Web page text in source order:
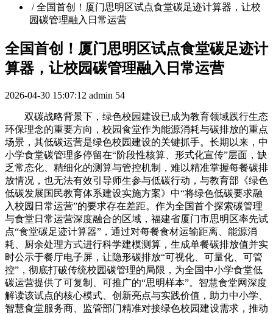
/全国首创！厦门思明区试点食堂碳足迹计算器，让校
园碳管理融入日常运营
全国首创！厦门思明区试点食堂碳足迹计
算器，让校园碳管理融入日常运营
2026-04-30 15:07:12 admin 54
双碳战略背景下，绿色校园建设已成为教育领域践行生态
环保理念的重要方向，校园食堂作为能源消耗与碳排放的重点
场景，其低碳运营是绿色校园建设的关键抓手。长期以来，中
小学食堂碳管理多停留在“阶段性核算、形式化宣传”层面，缺
乏常态化、精细化的测算与管控机制，难以精准掌握每餐碳排
放情况，也无法有效引导师生参与低碳行动，与教育部《绿色
低碳发展国民教育体系建设实施方案》中“将绿色低碳要求融
入校园日常运营”的要求存在差距。作为全国首个探索碳管理
与食堂日常运营深度融合的区域，福建省厦门市思明区率先试
点“食堂碳足迹计算器”，通过对每餐食材运输距离、能源消
耗、厨余处理方式进行科学建模测算，生成单餐碳排放值并实
时公示于餐厅电子屏，让隐形碳排放“可视化、可量化、可管
控”，彻底打破传统校园碳管理的局限，为全国中小学食堂低
碳运营提供了可复制、可推广的“思明样本”。智慧食堂网深度
解读该试点的核心模式、创新亮点与实践价值，助力中小学、
智慧食堂服务商、监管部门精准对接绿色校园建设需求，推动